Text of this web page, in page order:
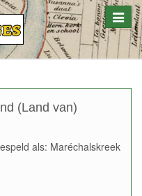
Toggle
(Land van)
als: Maréchalskreek